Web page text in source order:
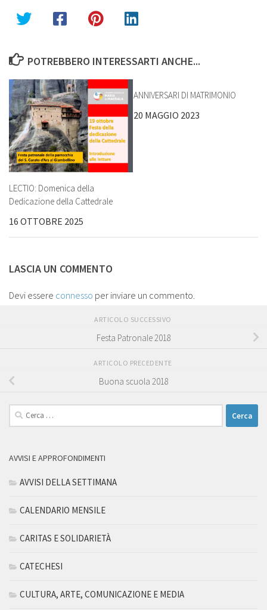
POTREBBERO INTERESSARTI ANCHE...
LECTIO: Domenica della
Dedicazione della Cattedrale
16 OTTOBRE 2025
ANNIVERSARI DI MATRIMONIO
20 MAGGIO 2023
LASCIA UN COMMENTO
Devi essere connesso per inviare un commento.
ARTICOLO SUCCESSIVO
Festa Patronale 2018
ARTICOLO PRECEDENTE
Buona scuola 2018
Ricerca
per:
AVVISI E APPROFONDIMENTI
AVVISI DELLA SETTIMANA
CALENDARIO MENSILE
CARITAS E SOLIDARIETÀ
CATECHESI
CULTURA, ARTE, COMUNICAZIONE E MEDIA